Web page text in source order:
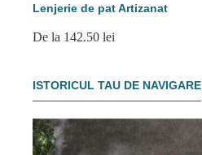
Lenjerie de pat Artizanat
De la 142.50 lei
ISTORICUL TAU DE NAVIGARE